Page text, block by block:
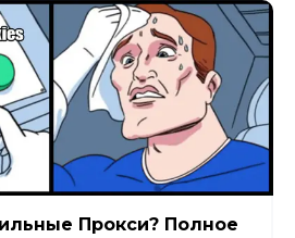
Прокси? Полное